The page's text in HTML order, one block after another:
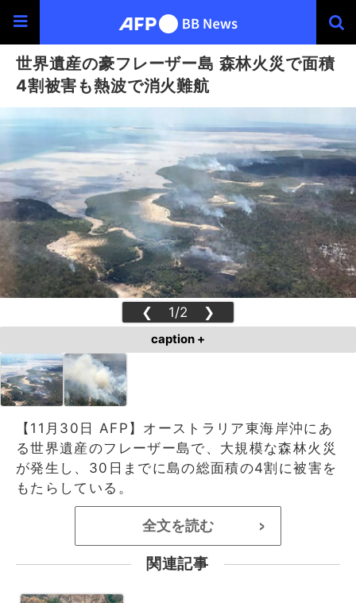
世界遺産の豪フレーザー島 森林火災で面積
4割被害も熱波で消火難航
❮ 1/2 ❯
caption +
【11月30日 AFP】オーストラリア東海岸沖にあ
る世界遺産のフレーザー島で、大規模な森林火災
が発生し、30日までに島の総面積の4割に被害を
もたらしている。
全文を読む >
関連記事